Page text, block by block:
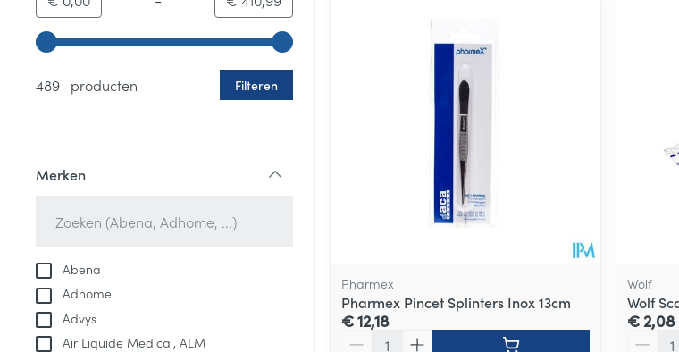
Gebruik de pijltjestoetsen links en rechts om de minimale en maximale prijswaarden aan te passen.
489 producten
Filteren
Merken
Abena
Adhome
Advys
Air Liquide Medical, ALM
Pharmex
Pharmex Pincet Splinters Inox 13cm
€ 12,18
Wolf
Wolf
€ 2,08